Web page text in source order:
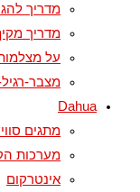
מדריך
מדריך
על
מצבר-
Dahua
מתגים
מערכות
אינטרקום